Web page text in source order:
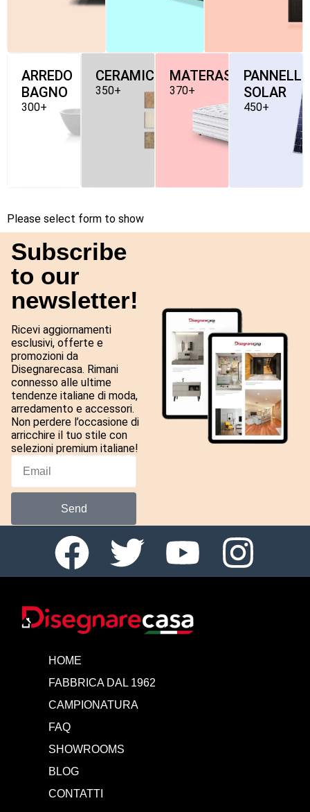
ARREDO
BAGNO
300+
CERAMICHE
350+
MATERASSI
370+
PANNELLI-
SOLAR
450+
Please select form to show
Subscribe
to our
newsletter!
Ricevi aggiornamenti
esclusivi, offerte e
promozioni da
Disegnarecasa. Rimani
connesso alle ultime
tendenze italiane di moda,
arredamento e accessori.
Non perdere l’occasione di
arricchire il tuo stile con
selezioni premium italiane!
Send
HOME
FABBRICA DAL 1962
CAMPIONATURA
FAQ
SHOWROOMS
BLOG
CONTATTI